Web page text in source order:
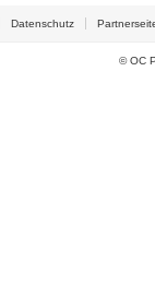
Datenschutz
© OC